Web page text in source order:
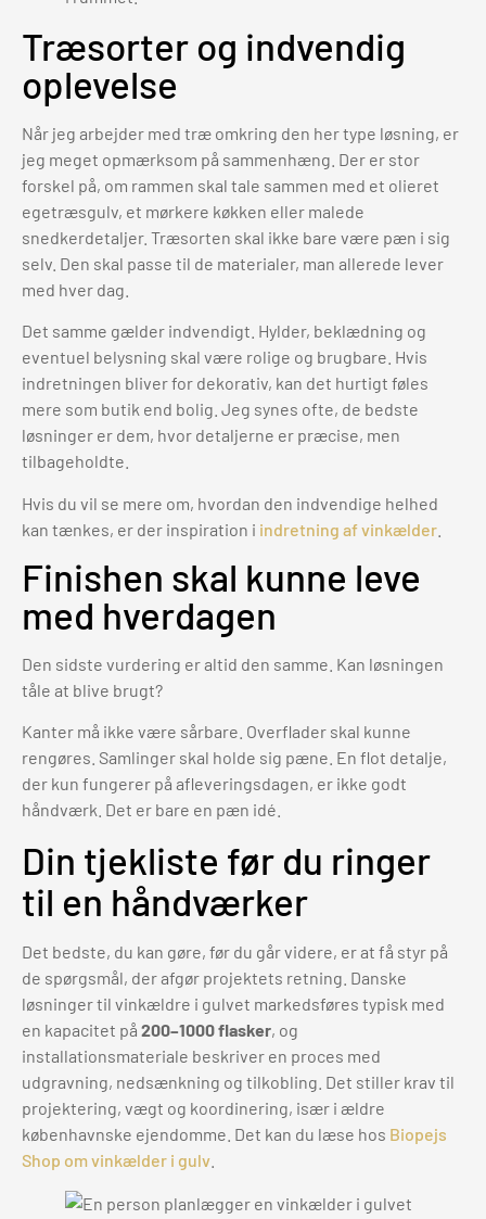
Træsorter og indvendig
oplevelse
Når jeg arbejder med træ omkring den her type løsning, er
jeg meget opmærksom på sammenhæng. Der er stor
forskel på, om rammen skal tale sammen med et olieret
egetræsgulv, et mørkere køkken eller malede
snedkerdetaljer. Træsorten skal ikke bare være pæn i sig
selv. Den skal passe til de materialer, man allerede lever
med hver dag.
Det samme gælder indvendigt. Hylder, beklædning og
eventuel belysning skal være rolige og brugbare. Hvis
indretningen bliver for dekorativ, kan det hurtigt føles
mere som butik end bolig. Jeg synes ofte, de bedste
løsninger er dem, hvor detaljerne er præcise, men
tilbageholdte.
Hvis du vil se mere om, hvordan den indvendige helhed
kan tænkes, er der inspiration i indretning af vinkælder
Finishen skal kunne leve
med hverdagen
Den sidste vurdering er altid den samme. Kan løsningen
tåle at blive brugt?
Kanter må ikke være sårbare. Overflader skal kunne
rengøres. Samlinger skal holde sig pæne. En flot detalje,
der kun fungerer på afleveringsdagen, er ikke godt
håndværk. Det er bare en pæn idé.
Din tjekliste før du ringer
til en håndværker
Det bedste, du kan gøre, før du går videre, er at få styr på
de spørgsmål, der afgør projektets retning. Danske
løsninger til vinkældre i gulvet markedsføres typisk med
en kapacitet på 200–1000 flasker, og
installationsmateriale beskriver en proces med
udgravning, nedsænkning og tilkobling. Det stiller krav til
projektering, vægt og koordinering, især i ældre
københavnske ejendomme. Det kan du læse hos Biopejs
Shop om vinkælder i gulv